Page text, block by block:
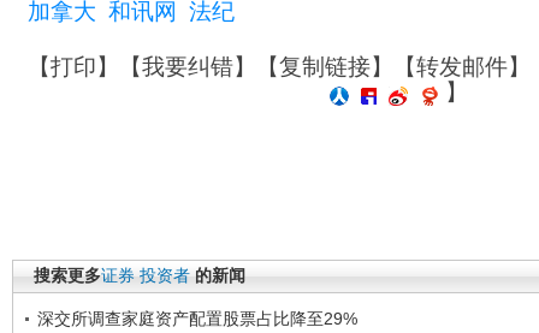
加拿大 和讯网 法纪
【打印】【我要纠错】【复制链接】【转发邮件】
】
搜索更多证券 投资者 的新闻
深交所调查家庭资产配置股票占比降至29%